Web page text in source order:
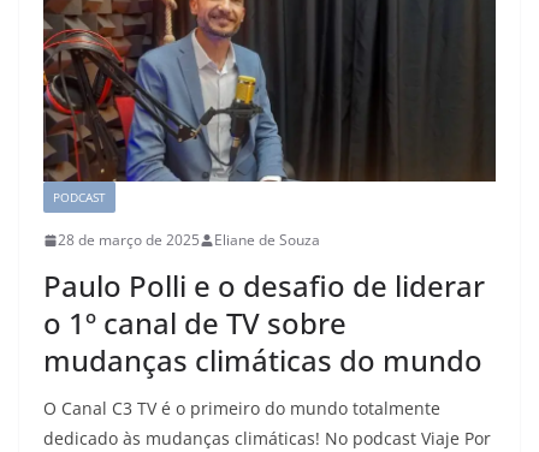
PODCAST
28 de março de 2025 Eliane de Souza
Paulo Polli e o desafio de liderar
o 1º canal de TV sobre
mudanças climáticas do mundo
O Canal C3 TV é o primeiro do mundo totalmente
dedicado às mudanças climáticas! No podcast Viaje Por